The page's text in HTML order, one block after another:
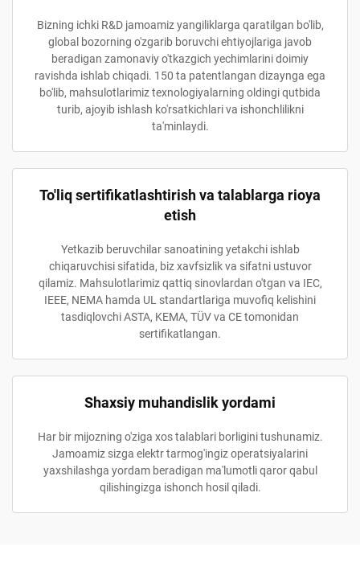
Bizning ichki R&D jamoamiz yangiliklarga qaratilgan bo'lib,
global bozorning o'zgarib boruvchi ehtiyojlariga javob
beradigan zamonaviy o'tkazgich yechimlarini doimiy
ravishda ishlab chiqadi. 150 ta patentlangan dizaynga ega
bo'lib, mahsulotlarimiz texnologiyalarning oldingi qutbida
turib, ajoyib ishlash ko'rsatkichlari va ishonchlilikni
ta'minlaydi.
To'liq sertifikatlashtirish va talablarga rioya
etish
Yetkazib beruvchilar sanoatining yetakchi ishlab
chiqaruvchisi sifatida, biz xavfsizlik va sifatni ustuvor
qilamiz. Mahsulotlarimiz qattiq sinovlardan o'tgan va IEC,
IEEE, NEMA hamda UL standartlariga muvofiq kelishini
tasdiqlovchi ASTA, KEMA, TÜV va CE tomonidan
sertifikatlangan.
Shaxsiy muhandislik yordami
Har bir mijozning o'ziga xos talablari borligini tushunamiz.
Jamoamiz sizga elektr tarmog'ingiz operatsiyalarini
yaxshilashga yordam beradigan ma'lumotli qaror qabul
qilishingizga ishonch hosil qiladi.